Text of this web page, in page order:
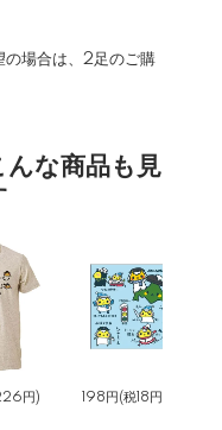
の場合は、2足のご購
んな商品も見
円) 198円(税18円)